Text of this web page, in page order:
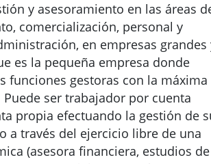
y asesoramiento en las áreas
comercialización, personal y
en empresas grandes
es la pequeña empresa donde
funciones gestoras con la máxima
ser trabajador por cuenta
propia efectuando la gestión de
a través del ejercicio libre de una
(asesora financiera, estudios de